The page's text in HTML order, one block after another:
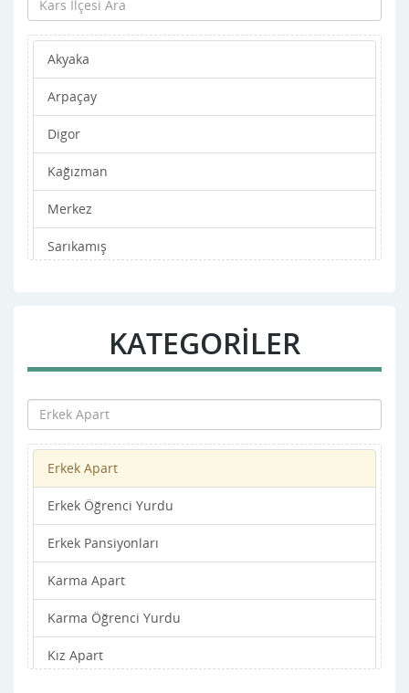
Akyaka
Arpaçay
Digor
Kağızman
Merkez
Sarıkamış
KATEGORİLER
Erkek Apart
Erkek Öğrenci Yurdu
Erkek Pansiyonları
Karma Apart
Karma Öğrenci Yurdu
Kız Apart